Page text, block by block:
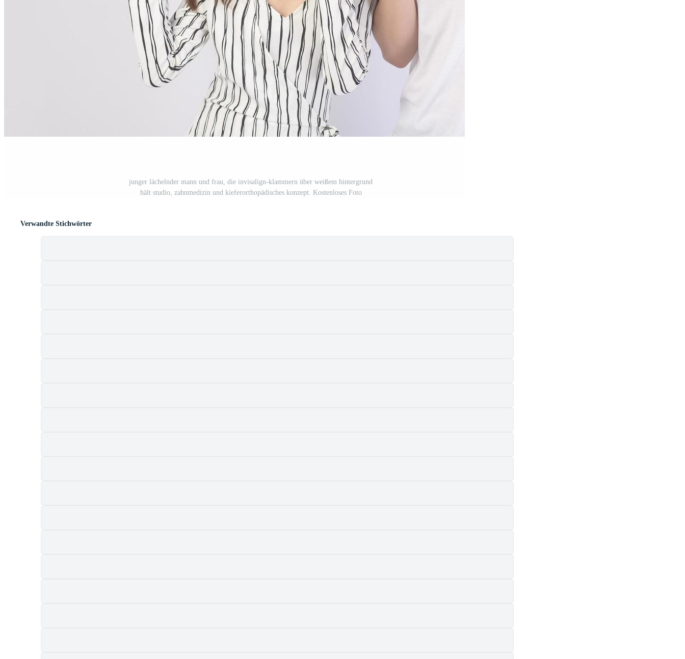
junger lächelnder mann und frau, die invisalign-klammern über weißem hintergrund
hält studio, zahnmedizin und kieferorthopädisches konzept. Kostenloses Foto
Verwandte Stichwörter